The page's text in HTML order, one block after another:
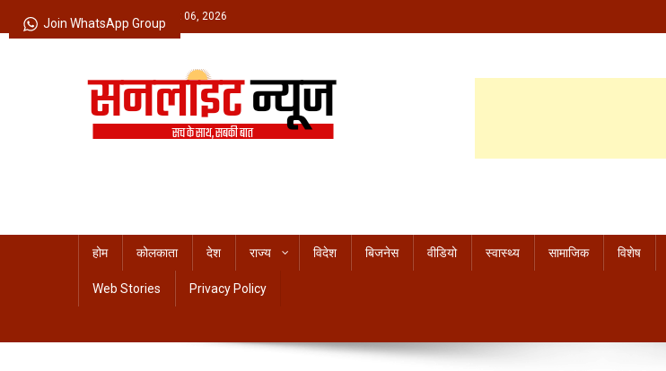
to
Thursday, August 06, 2026
होम कोलकाता देश राज्य विदेश बिजनेस वीडियो स्वास्थ्य सामाजिक विशेष
Web Stories Privacy Policy
Join WhatsApp Group